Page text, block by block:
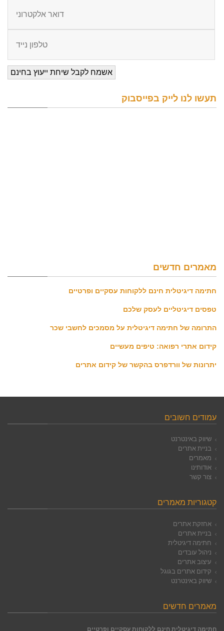
תעשו לנו לייק בפייסבוק
מאמרים חדשים
חתימה דיגיטלית חינם ללקוחות עסקיים ופרטיים
טפסים דיגיטליים לעסק שלכם
התרומה של חתימה דיגיטלית על מסמכים לחשבי שכר
קידום אתרי רפואה: טיפים מעשיים
יתרונות של וורדפרס בהקשר של קידום אתרים
עמודים חשובים
שיווק באינטרנט
בניית אתרים
מאמרים
אודותינו
צור קשר
קטגוריות מאמרים
אחזקת אתרים
בניית אתרים
חתימה דיגיטלית
ניהול עובדים
עיצוב אתרים
קידום אתרים בגוגל
שיווק באינטרנט
מאמרים חדשים
חתימה דיגיטלית חינם ללקוחות עסקיים ופרטיים